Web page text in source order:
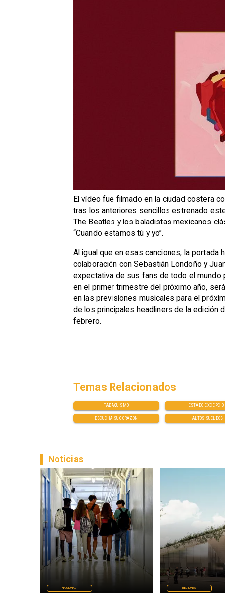
​El vídeo fue filmado en la ciudad costera
tras los anteriores sencillos estrenado
The Beatles y los baladistas mexicanos
“Cuando estamos tú y yo”.
Al igual que en esas canciones, la portada
colaboración con Sebastián Londoño y
expectativa de sus fans de todo el mundo
en el primer trimestre del próximo año,
en las previsiones musicales para el
de los principales headliners de la edición
febrero.
TABAQUISMO ESTADO
ESCUCHA SU CORAZÓN ALTOS SUELDOS
Temas Relacionados
NACIONAL
Noticias
REGIONES